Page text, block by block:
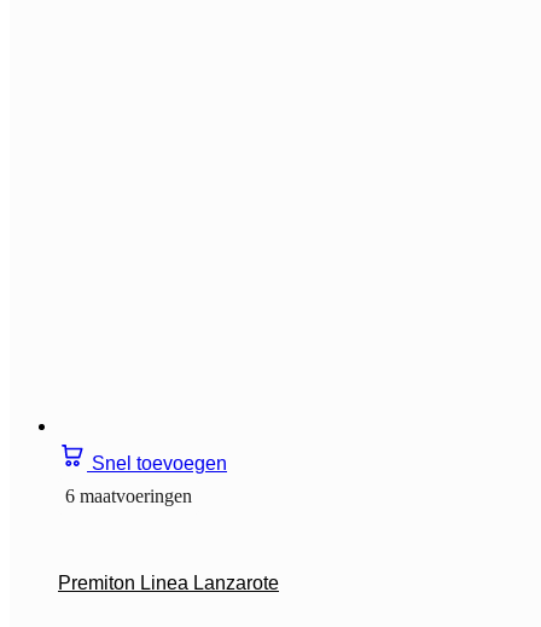
Snel toevoegen
6 maatvoeringen
Premiton Linea Lanzarote